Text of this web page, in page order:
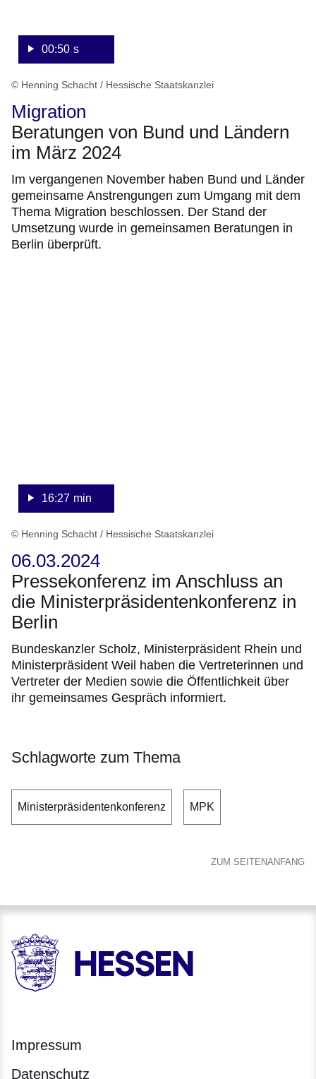
00:50 s
© Henning Schacht / Hessische Staatskanzlei
Migration
Beratungen von Bund und Ländern
im März 2024
Im vergangenen November haben Bund und Länder
gemeinsame Anstrengungen zum Umgang mit dem
Thema Migration beschlossen. Der Stand der
Umsetzung wurde in gemeinsamen Beratungen in
Berlin überprüft.
16:27 min
© Henning Schacht / Hessische Staatskanzlei
06.03.2024
Pressekonferenz im Anschluss an
die Ministerpräsidentenkonferenz in
Berlin
Bundeskanzler Scholz, Ministerpräsident Rhein und
Ministerpräsident Weil haben die Vertreterinnen und
Vertreter der Medien sowie die Öffentlichkeit über
ihr gemeinsames Gespräch informiert.
Schlagworte zum Thema
Ministerpräsidentenkonferenz MPK
ZUM SEITENANFANG
HESSEN - Hessische Landesregierung
Impressum
Datenschutz